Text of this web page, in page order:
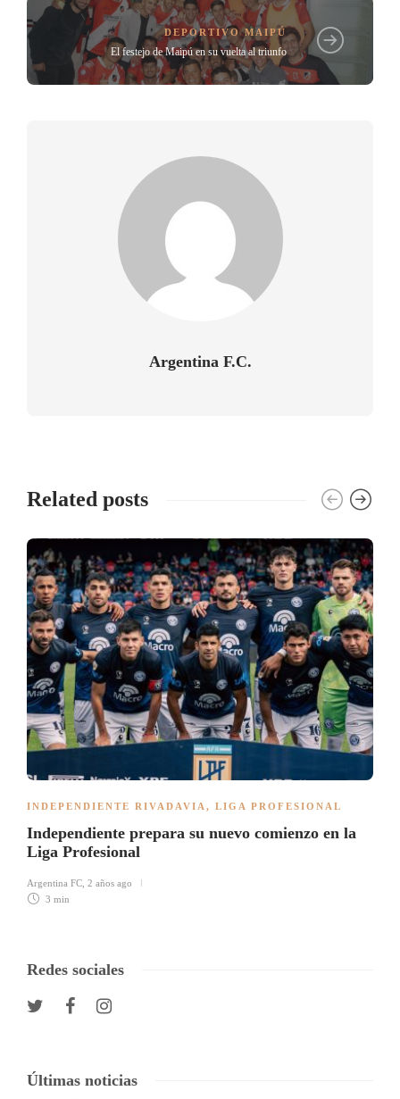
DEPORTIVO MAIPÚ
El festejo de Maipú en su vuelta al triunfo
Argentina F.C.
Related posts
INDEPENDIENTE RIVADAVIA , LIGA PROFESIONAL
Independiente prepara su nuevo comienzo en la
Liga Profesional
Argentina FC 2 años ago
3 min
Redes sociales
Últimas noticias